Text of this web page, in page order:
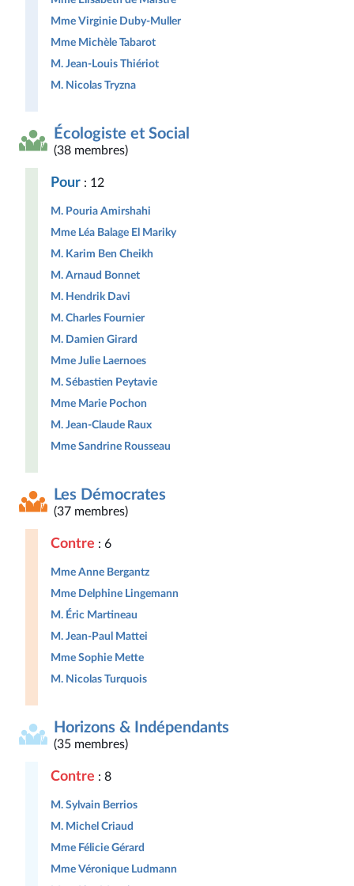
Mme Virginie Duby-Muller
Mme Michèle Tabarot
M. Jean-Louis Thiériot
M. Nicolas Tryzna
Écologiste et Social
(38 membres)
Pour : 12
M. Pouria Amirshahi
Mme Léa Balage El Mariky
M. Karim Ben Cheikh
M. Arnaud Bonnet
M. Hendrik Davi
M. Charles Fournier
M. Damien Girard
Mme Julie Laernoes
M. Sébastien Peytavie
Mme Marie Pochon
M. Jean-Claude Raux
Mme Sandrine Rousseau
Les Démocrates
(37 membres)
Contre : 6
Mme Anne Bergantz
Mme Delphine Lingemann
M. Éric Martineau
M. Jean-Paul Mattei
Mme Sophie Mette
M. Nicolas Turquois
Horizons & Indépendants
(35 membres)
Contre : 8
M. Sylvain Berrios
M. Michel Criaud
Mme Félicie Gérard
Mme Véronique Ludmann